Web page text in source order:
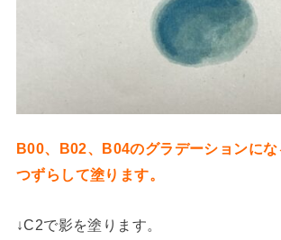
B00、B02、B04のグラデーションに
つずらして塗ります。
↓C2で影を塗ります。